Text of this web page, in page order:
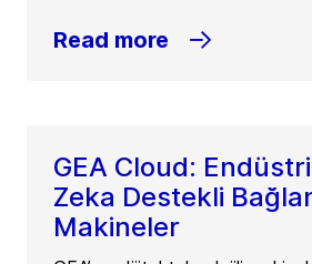
Read more
GEA Cloud:
Zeka Destekli
Makineler